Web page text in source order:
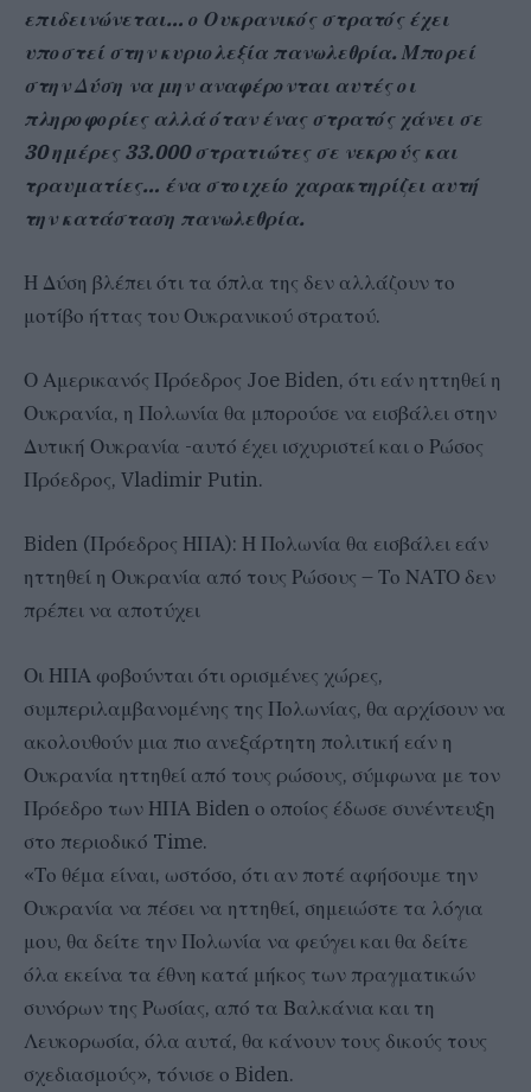
επιδεινώνεται… ο Ουκρανικός στρατός έχει
υποστεί στην κυριολεξία πανωλεθρία. Μπορεί
στην Δύση να μην αναφέρονται αυτές οι
πληροφορίες αλλά όταν ένας στρατός χάνει σε
30 ημέρες 33.000 στρατιώτες σε νεκρούς και
τραυματίες… ένα στοιχείο χαρακτηρίζει αυτή
την κατάσταση πανωλεθρία.
Η Δύση βλέπει ότι τα όπλα της δεν αλλάζουν το
μοτίβο ήττας του Ουκρανικού στρατού.
Ο Αμερικανός Πρόεδρος Joe Biden, ότι εάν ηττηθεί η
Ουκρανία, η Πολωνία θα μπορούσε να εισβάλει στην
Δυτική Ουκρανία -αυτό έχει ισχυριστεί και ο Ρώσος
Πρόεδρος, Vladimir Putin.
Biden (Πρόεδρος ΗΠΑ): Η Πολωνία θα εισβάλει εάν
ηττηθεί η Ουκρανία από τους Ρώσους – Το ΝΑΤΟ δεν
πρέπει να αποτύχει
Οι ΗΠΑ φοβούνται ότι ορισμένες χώρες,
συμπεριλαμβανομένης της Πολωνίας, θα αρχίσουν να
ακολουθούν μια πιο ανεξάρτητη πολιτική εάν η
Ουκρανία ηττηθεί από τους ρώσους, σύμφωνα με τον
Πρόεδρο των ΗΠΑ Biden ο οποίος έδωσε συνέντευξη
στο περιοδικό Time.
«Το θέμα είναι, ωστόσο, ότι αν ποτέ αφήσουμε την
Ουκρανία να πέσει να ηττηθεί, σημειώστε τα λόγια
μου, θα δείτε την Πολωνία να φεύγει και θα δείτε
όλα εκείνα τα έθνη κατά μήκος των πραγματικών
συνόρων της Ρωσίας, από τα Βαλκάνια και τη
Λευκορωσία, όλα αυτά, θα κάνουν τους δικούς τους
σχεδιασμούς», τόνισε ο Biden.